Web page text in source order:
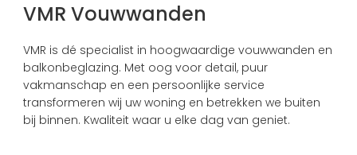
VMR Vouwwanden
VMR is dé specialist in hoogwaardige vouwwanden en
balkonbeglazing. Met oog voor detail, puur
vakmanschap en een persoonlijke service
transformeren wij uw woning en betrekken we buiten
bij binnen. Kwaliteit waar u elke dag van geniet.